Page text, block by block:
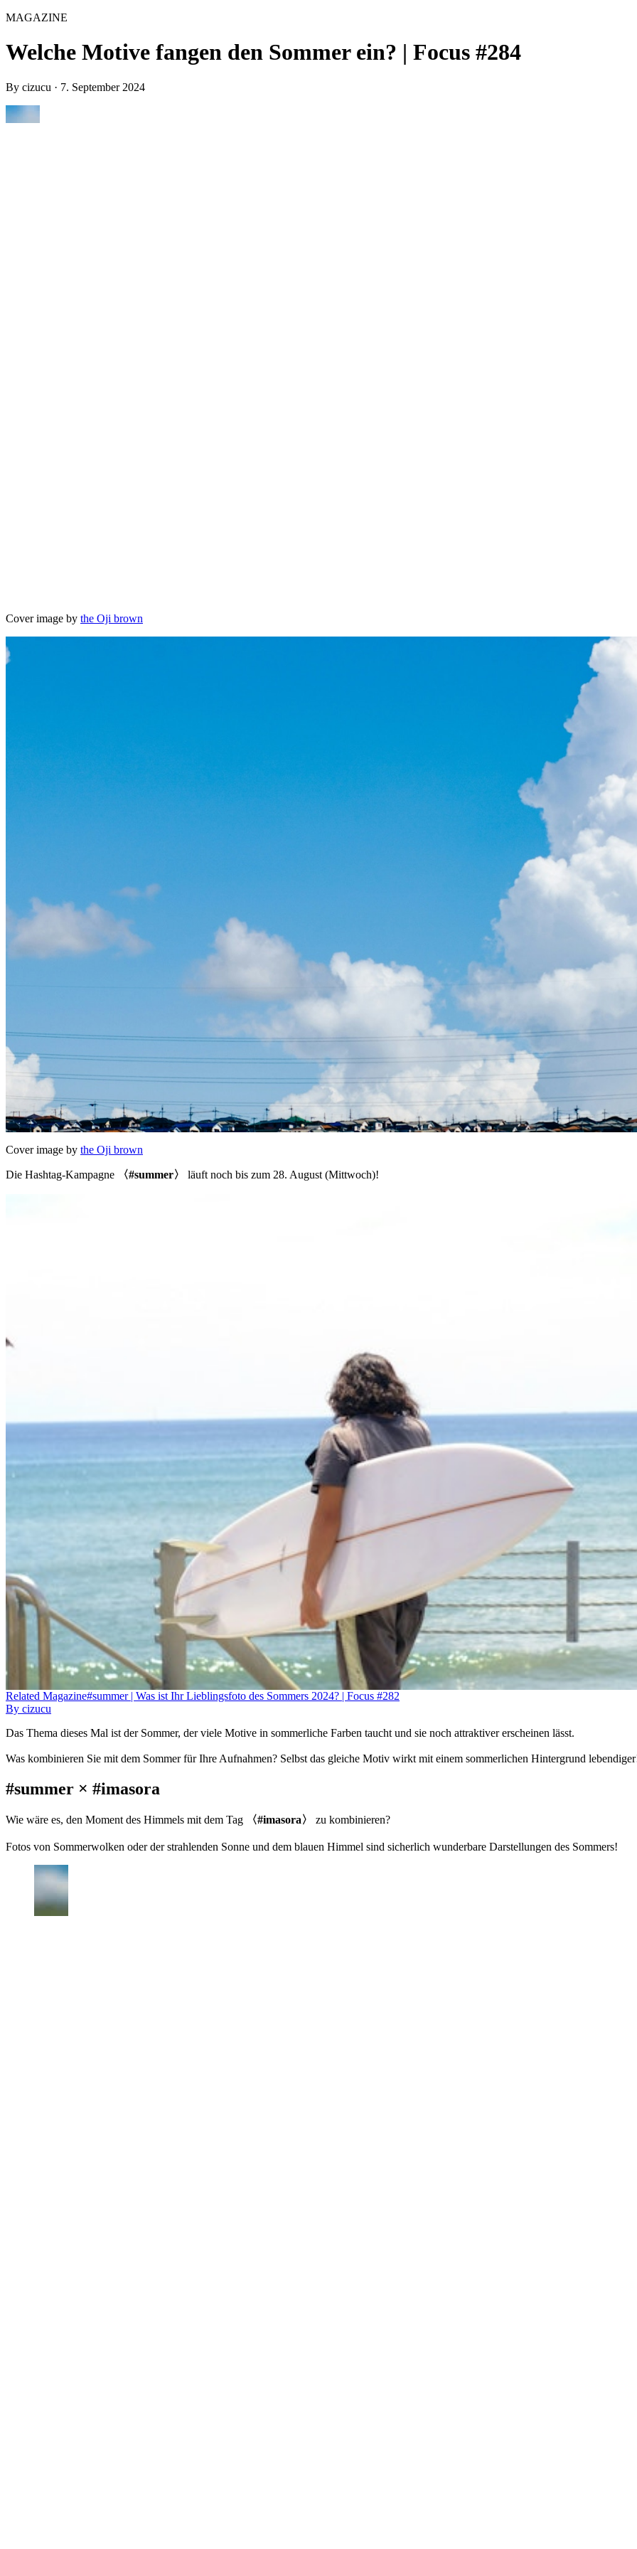
MAGAZINE
Welche Motive fangen den Sommer ein? | Focus #284
By cizucu · 7. September 2024
Cover image by the Oji brown
Cover image by the Oji brown
Die Hashtag-Kampagne 〈#summer〉 läuft noch bis zum 28. August (Mittwoch)!
Related Magazine#summer | Was ist Ihr Lieblingsfoto des Sommers 2024? | Focus #282
By cizucu
Das Thema dieses Mal ist der Sommer, der viele Motive in sommerliche Farben taucht und sie noch attraktiver erscheinen lässt.
Was kombinieren Sie mit dem Sommer für Ihre Aufnahmen? Selbst das gleiche Motiv wirkt mit einem sommerlichen Hintergrund
#summer × #imasora
Wie wäre es, den Moment des Himmels mit dem Tag 〈#imasora〉 zu kombinieren?
Fotos von Sommerwolken oder der strahlenden Sonne und dem blauen Himmel sind sicherlich wunderbare Darstellungen des Sommers!